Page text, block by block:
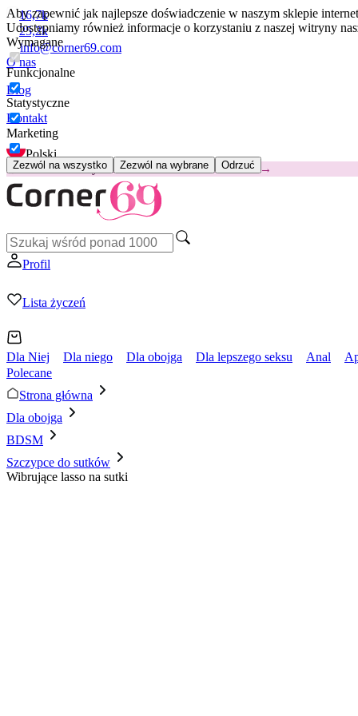
Aby zapewnić jak najlepsze doświadczenie w naszym sklepie
Udostępniamy również informacje o korzystaniu z naszej witryny
Wymagane
Funkcjonalne
Statystyczne
Marketing
Zezwól na wszystko Zezwól na wybrane Odrzuć
16,7k
25,2k
info@corner69.com
O nas
Blog
Kontakt
Polski
😽Svakom Klitty: 65 zł TANIEJKod: KLITTY →
Profil
Lista życzeń
Dla Niej Dla niego Dla obojga Dla lepszego seksu Anal
Polecane
Strona główna
Dla obojga
BDSM
Szczypce do sutków
Wibrujące lasso na sutki